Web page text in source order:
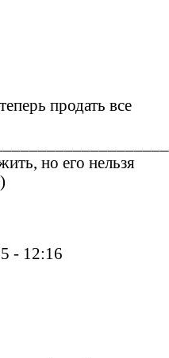
продать все
но его нельзя
- 12:16